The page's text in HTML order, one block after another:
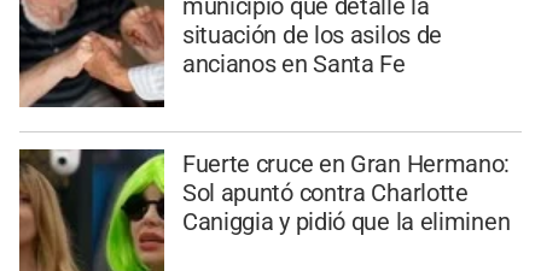
situación de los asilos de
ancianos en Santa Fe
Fuerte cruce en Gran Hermano:
Sol apuntó contra Charlotte
Caniggia y pidió que la eliminen